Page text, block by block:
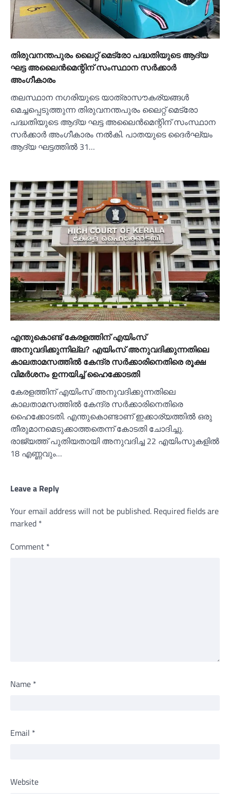
തിരുവനന്തപുരം ലൈറ്റ് മെട്രോ പദ്ധതിയുടെ ആദ്യ
ഘട്ട അലൈൻമെന്റിന് സംസ്ഥാന സര്‍ക്കാര്‍
അംഗീകാരം
തലസ്ഥാന നഗരിയുടെ യാത്രാസൗകര്യങ്ങള്‍
മെച്ചപ്പെടുത്തുന്ന തിരുവനന്തപുരം ലൈറ്റ് മെട്രോ
പദ്ധതിയുടെ ആദ്യ ഘട്ട അലൈൻമെന്റിന് സംസ്ഥാന
സർക്കാർ അംഗീകാരം നല്‍കി. പാതയുടെ ദൈർഘ്യം
ആദ്യ ഘട്ടത്തില്‍ 31…
എന്തുകൊണ്ട് കേരളത്തിന് എയിംസ്
അനുവദിക്കുന്നില്ല? എയിംസ് അനുവദിക്കുന്നതിലെ
കാലതാമസത്തില്‍ കേന്ദ്ര സര്‍ക്കാരിനെതിരെ രൂക്ഷ
വിമര്‍ശനം ഉന്നയിച്ച്‌ ഹൈക്കോടതി
കേരളത്തിന് എയിംസ് അനുവദിക്കുന്നതിലെ
കാലതാമസത്തില്‍ കേന്ദ്ര സര്‍ക്കാരിനെതിരെ
ഹൈക്കോടതി. എന്തുകൊണ്ടാണ് ഇക്കാര്യത്തില്‍ ഒരു
തീരുമാനമെടുക്കാത്തതെന്ന് കോടതി ചോദിച്ചു.
രാജ്യത്ത് പുതിയതായി അനുവദിച്ച 22 എയിംസുകളില്‍
18 എണ്ണവും…
Leave a Reply
Your email address will not be published. Required fields are
marked *
Comment *
Name *
Email *
Website